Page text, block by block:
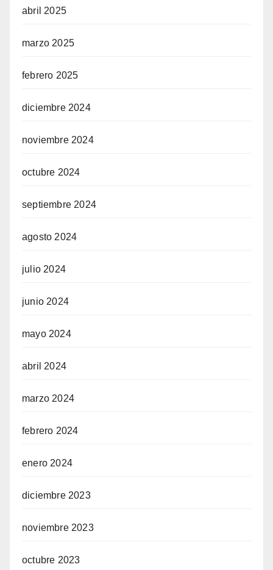
abril 2025
marzo 2025
febrero 2025
diciembre 2024
noviembre 2024
octubre 2024
septiembre 2024
agosto 2024
julio 2024
junio 2024
mayo 2024
abril 2024
marzo 2024
febrero 2024
enero 2024
diciembre 2023
noviembre 2023
octubre 2023